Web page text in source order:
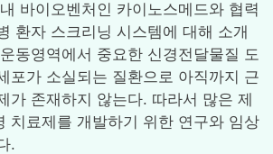
바이오벤처인 카이노스메드와 협력
환자 스크리닝 시스템에 대해 소개
동영역에서 중요한 신경전달물질 도
포가 소실되는 질환으로 아직까지 근
가 존재하지 않는다. 따라서 많은 제
치료제를 개발하기 위한 연구와 임상
.